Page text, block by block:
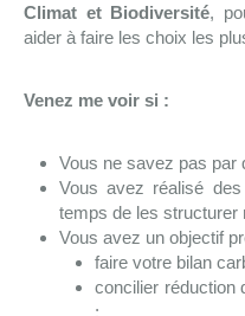
Climat et Biodiversité,
aider à faire les choix les
Venez me voir si :
Vous ne savez pas par
Vous avez réalisé
temps de les structurer
Vous avez un objectif
faire votre bilan
concilier réduction
;